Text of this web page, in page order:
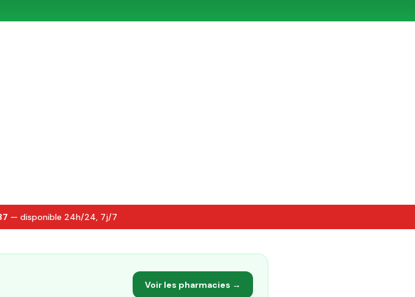
— disponible 24h/24, 7j/7
Voir les pharmacies →